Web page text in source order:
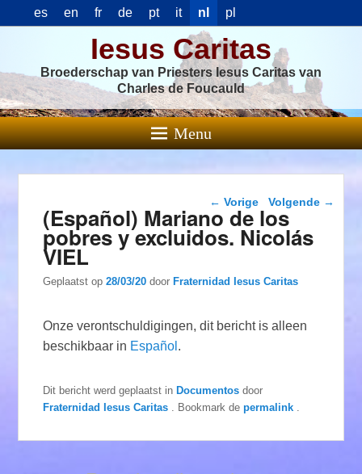
es en fr de pt it nl pl
Iesus Caritas
Broederschap van Priesters Iesus Caritas van
Charles de Foucauld
Menu
Berichtnavigatie
← Vorige Volgende →
(Español) Mariano de los
pobres y excluidos. Nicolás
VIEL
Geplaatst op28/03/20 doorFraternidad Iesus Caritas
Onze verontschuldigingen, dit bericht is alleen
beschikbaar in Español .
Dit bericht werd geplaatst inDocumentos door
Fraternidad Iesus Caritas
. Bookmark depermalink